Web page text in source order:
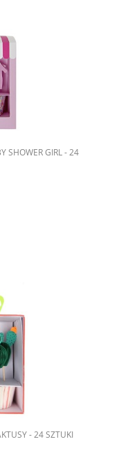
SHOWER GIRL - 24
- 24 SZTUKI